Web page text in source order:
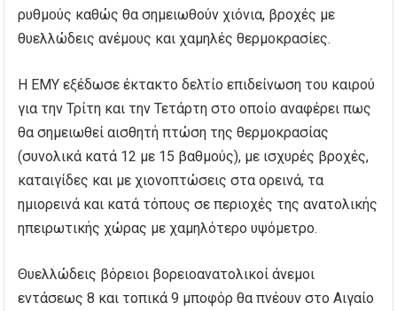
ρυθμούς καθώς θα σημειωθούν χιόνια, βροχές με
θυελλώδεις ανέμους και χαμηλές θερμοκρασίες.
Η ΕΜΥ εξέδωσε έκτακτο δελτίο επιδείνωση του καιρού
για την Τρίτη και την Τετάρτη στο οποίο αναφέρει πως
θα σημειωθεί αισθητή πτώση της θερμοκρασίας
(συνολικά κατά 12 με 15 βαθμούς), με ισχυρές βροχές,
καταιγίδες και με χιονοπτώσεις στα ορεινά, τα
ημιορεινά και κατά τόπους σε περιοχές της ανατολικής
ηπειρωτικής χώρας με χαμηλότερο υψόμετρο.
Θυελλώδεις βόρειοι βορειοανατολικοί άνεμοι
εντάσεως 8 και τοπικά 9 μποφόρ θα πνέουν στο Αιγαίο